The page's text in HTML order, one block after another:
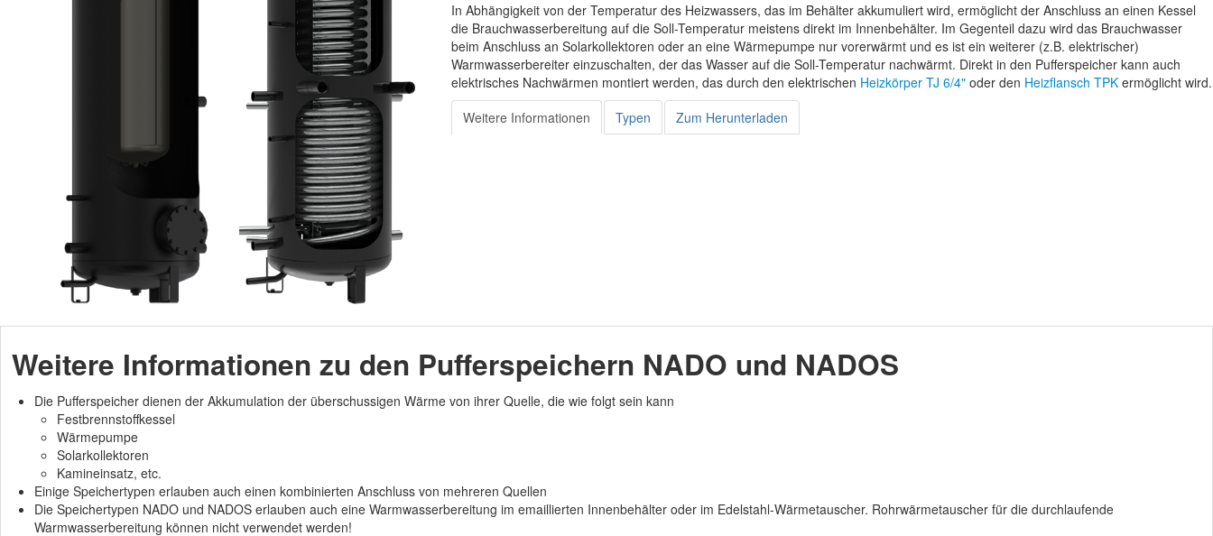
In Abhängigkeit von der Temperatur des Heizwassers, das im Behälter akkumuliert wird, ermöglicht der Anschluss an einen Kessel
die Brauchwasserbereitung auf die Soll-Temperatur meistens direkt im Innenbehälter. Im Gegenteil dazu wird das Brauchwasser
beim Anschluss an Solarkollektoren oder an eine Wärmepumpe nur vorerwärmt und es ist ein weiterer (z.B. elektrischer)
Warmwasserbereiter einzuschalten, der das Wasser auf die Soll-Temperatur nachwärmt. Direkt in den Pufferspeicher kann auch
elektrisches Nachwärmen montiert werden, das durch den elektrischen Heizkörper TJ 6/4" oder den Heizflansch TPK ermöglicht wird.
Weitere Informationen
Typen Zum Herunterladen
Weitere Informationen zu den Pufferspeichern NADO und NADOS
Die Pufferspeicher dienen der Akkumulation der überschussigen Wärme von ihrer Quelle, die wie folgt sein kann
Festbrennstoffkessel
Wärmepumpe
Solarkollektoren
Kamineinsatz, etc.
Einige Speichertypen erlauben auch einen kombinierten Anschluss von mehreren Quellen
Die Speichertypen NADO und NADOS erlauben auch eine Warmwasserbereitung im emaillierten Innenbehälter oder im Edelstahl-Wärmetauscher. Rohrwärmetauscher für die durchlaufende
Warmwasserbereitung können nicht verwendet werden!